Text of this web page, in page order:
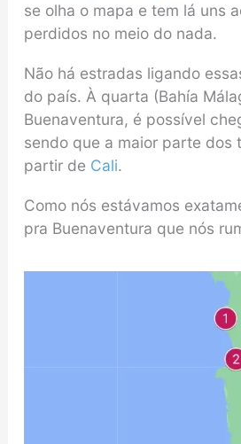
se olha o mapa e tem lá uns
perdidos no meio do nada.
Não há estradas ligando
do país. À quarta (Bahía
Buenaventura, é possível
sendo que a maior parte dos
partir de Cali.
Como nós estávamos
pra Buenaventura que nós